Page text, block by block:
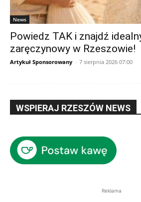
News
Powiedz TAK i znajdź
zaręczynowy w Rzeszowie!
Artykuł Sponsorowany - 7 sierpnia 2026 07:00
WSPIERAJ RZESZÓW NEWS
Reklama